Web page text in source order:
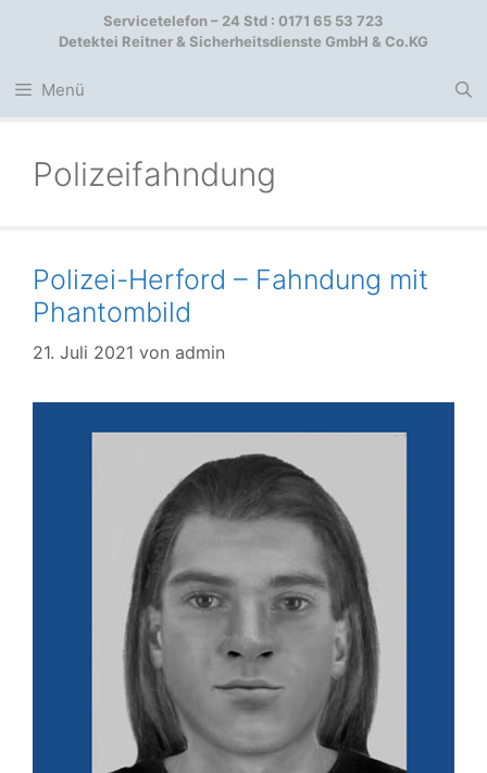
Servicetelefon – 24 Std : 0171 65 53 723
Detektei Reitner & Sicherheitsdienste GmbH & Co.KG
Menü
Polizeifahndung
Polizei-Herford – Fahndung mit
Phantombild
21. Juli 2021 von admin